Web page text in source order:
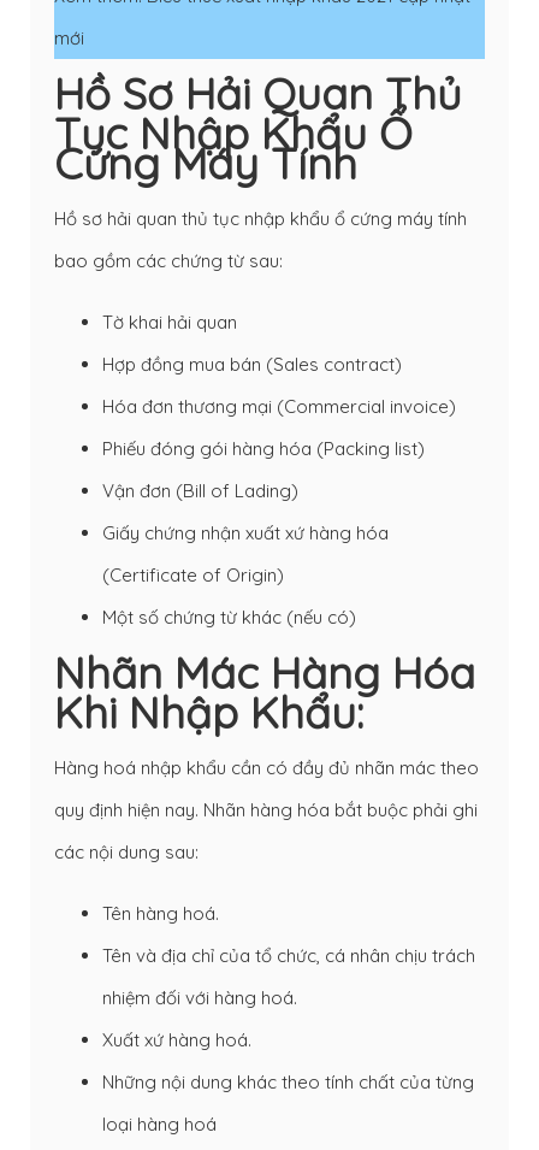
mới
Hồ Sơ Hải Quan Thủ
Tục Nhập Khẩu Ổ
Cứng Máy Tính
Hồ sơ hải quan thủ tục nhập khẩu ổ cứng máy tính
bao gồm các chứng từ sau:
Tờ khai hải quan
Hợp đồng mua bán (Sales contract)
Hóa đơn thương mại (Commercial invoice)
Phiếu đóng gói hàng hóa (Packing list)
Vận đơn (Bill of Lading)
Giấy chứng nhận xuất xứ hàng hóa
(Certificate of Origin)
Một số chứng từ khác (nếu có)
Nhãn Mác Hàng Hóa
Khi Nhập Khẩu:
Hàng hoá nhập khẩu cần có đầy đủ nhãn mác theo
quy định hiện nay. Nhãn hàng hóa bắt buộc phải ghi
các nội dung sau:
Tên hàng hoá.
Tên và địa chỉ của tổ chức, cá nhân chịu trách
nhiệm đối với hàng hoá.
Xuất xứ hàng hoá.
Những nội dung khác theo tính chất của từng
loại hàng hoá